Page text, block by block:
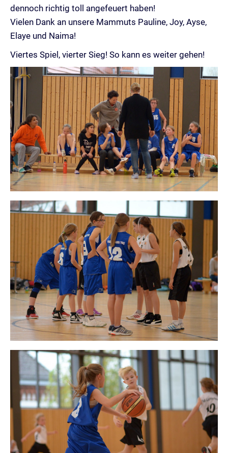
dennoch richtig toll angefeuert haben!
Vielen Dank an unsere Mammuts Pauline, Joy, Ayse,
Elaye und Naima!
Viertes Spiel, vierter Sieg! So kann es weiter gehen!